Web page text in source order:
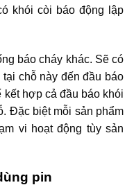
khói còi báo động lập
báo cháy khác. Sẽ có
chỗ này đến đầu báo
kết hợp cả đầu báo khói
Đặc biệt mỗi sản phẩm
vi hoạt động tùy sản
pin